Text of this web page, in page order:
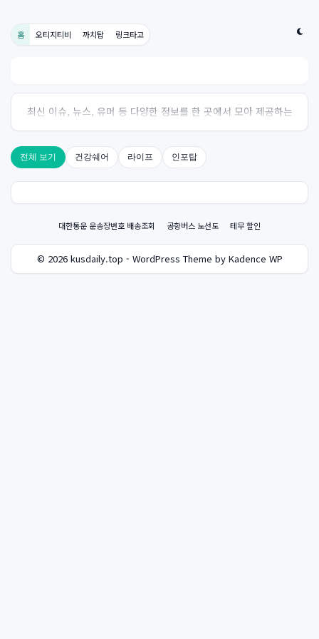
홈 오티지티비 까치탑 링크타고
최신 이슈, 뉴스, 유머 등 다양한 정보를 한 곳에서 모아 제공하는
사이트입니다. 오늘의 핫이슈를 한눈에 살펴보세요.
전체 보기 건강쉐어 라이프 인포탑
대한통운 운송장번호 배송조회 공항버스 노선도 테무 할인
© 2026 kusdaily.top - WordPress Theme by Kadence WP